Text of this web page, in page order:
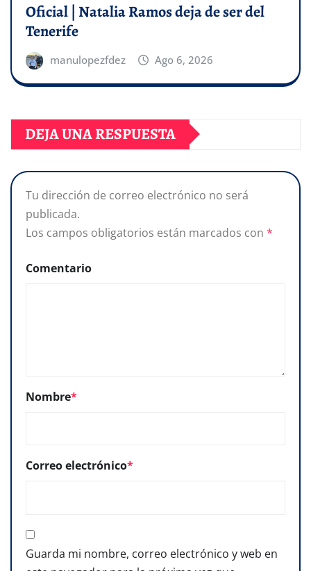
Oficial | Natalia Ramos deja de ser del
Tenerife
manulopezfdez Ago 6, 2026
DEJA UNA RESPUESTA
Tu dirección de correo electrónico no será
publicada.
Los campos obligatorios están marcados con *
Comentario
Nombre*
Correo electrónico*
Guarda mi nombre, correo electrónico y web en